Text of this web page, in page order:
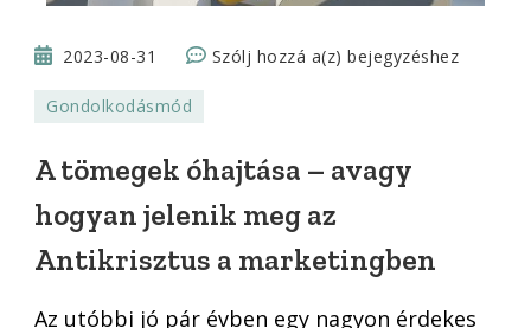
2023-08-31 Szólj hozzá a(z)A
avagy
meg
bejegyzéshez
Gondolkodásmód
A tömegek óhajtása – avagy
hogyan jelenik meg az
Antikrisztus a marketingben
Az utóbbi jó pár évben egy nagyon érdekes